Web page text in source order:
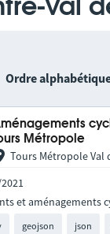
Val
Ordre
Métropole
Tours Métropole Val
geojson json
et aménagements